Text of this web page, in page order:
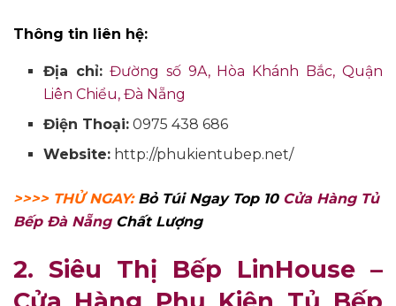
Thông tin liên hệ:
Địa chỉ: Đường số 9A, Hòa Khánh Bắc, Quận
Liên Chiểu, Đà Nẵng
Điện Thoại: 0975 438 686
Website: http://phukientubep.net/
>>>> THỬ NGAY: Bỏ Túi Ngay Top 10 Cửa Hàng Tủ
Bếp Đà Nẵng Chất Lượng
2. Siêu Thị Bếp LinHouse –